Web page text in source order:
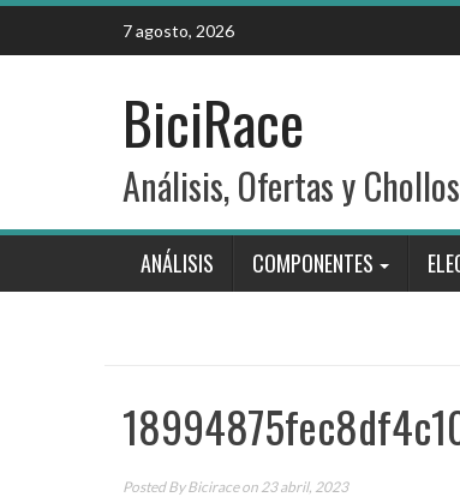
Skip
content
7 agosto, 2026
BiciRace
Análisis, Ofertas y
ANÁLISIS COMPONENTES
Posted ByBiciraceon 23 abril, 2023